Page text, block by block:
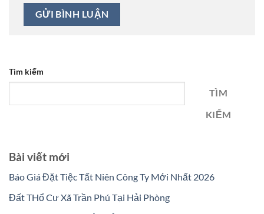
Tìm kiếm
TÌM
KIẾM
Bài viết mới
Báo Giá Đặt Tiệc Tất Niên Công Ty Mới Nhất 2026
Đất THổ Cư Xã Trần Phú Tại Hải Phòng